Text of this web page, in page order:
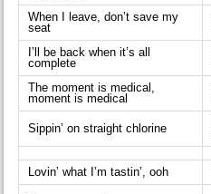
When I leave, don’t save my
seat
I’ll be back when it’s all
complete
The moment is medical,
moment is medical
Sippin’ on straight chlorine
Lovin’ what I’m tastin’, ooh